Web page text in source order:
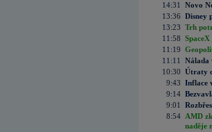
14:31
Novo
13:36 Disney
13:23 Trh
11:58
11:19
11:11
Nálada
10:30 Útraty
9:43 Inflace
9:14
9:01
8:54 AMD
naděje